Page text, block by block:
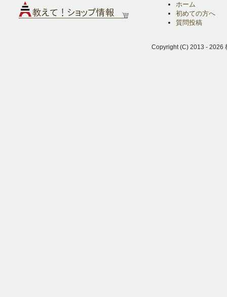
ホーム
初めての方へ
質問投稿
Copyright (C) 2013 - 2026